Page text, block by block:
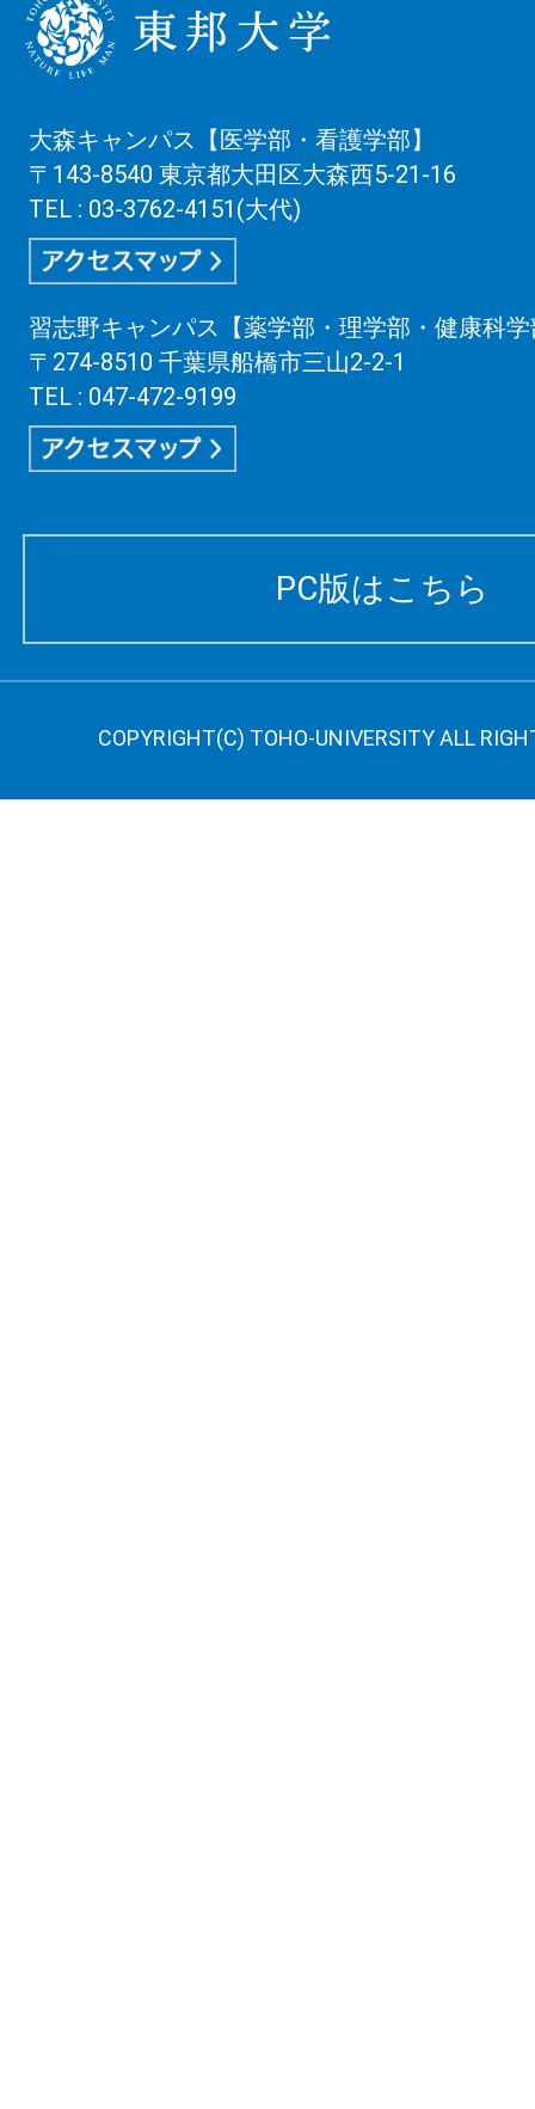
大森キャンパス【医学部・看護学部】
〒143-8540 東京都大田区大森西5-21-16
TEL : 03-3762-4151(大代)
習志野キャンパス【薬学部・理学部・健康科
〒274-8510 千葉県船橋市三山2-2-1
TEL : 047-472-9199
PC版はこちら
COPYRIGHT(C) TOHO-UNIVERSITY ALL